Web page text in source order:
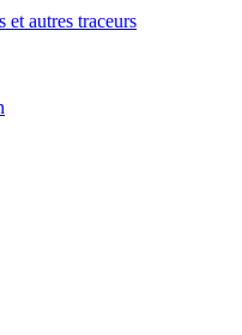
et autres traceurs